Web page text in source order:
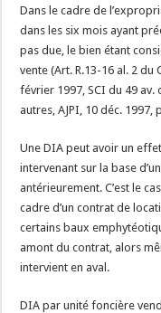
Dans le cadre de
dans les six mois ayant
pas due, le bien étant
vente (Art. R.13-16 al. 2 du
février 1997, SCI du 49 av.
autres, AJPI, 10 déc. 1997,
Une DIA peut avoir un
intervenant sur la base
antérieurement. C’est le
cadre d’un contrat de
certains baux
amont du contrat, alors
intervient en aval.
DIA par unité foncière